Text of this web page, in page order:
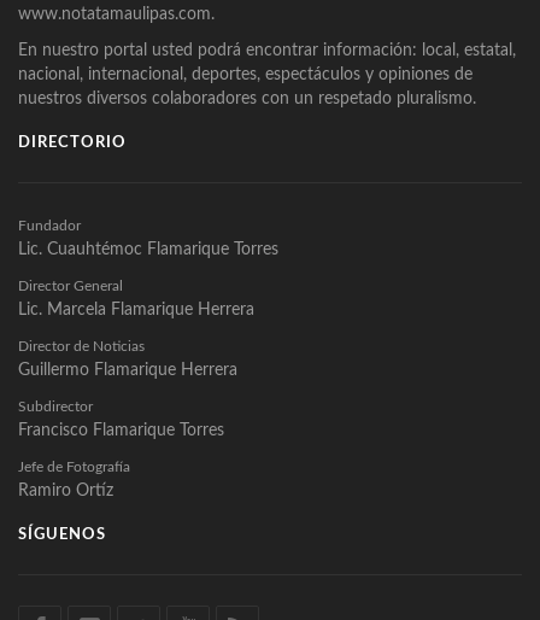
www.notatamaulipas.com.
En nuestro portal usted podrá encontrar información: local, estatal,
nacional, internacional, deportes, espectáculos y opiniones de
nuestros diversos colaboradores con un respetado pluralismo.
DIRECTORIO
Fundador
Lic. Cuauhtémoc Flamarique Torres
Director General
Lic. Marcela Flamarique Herrera
Director de Noticias
Guillermo Flamarique Herrera
Subdirector
Francisco Flamarique Torres
Jefe de Fotografía
Ramiro Ortíz
SÍGUENOS